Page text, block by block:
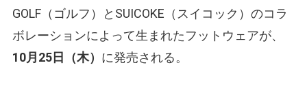
GOLF（ゴルフ）とSUICOKE（スイコック）のコラ
ボレーションによって生まれたフットウェアが、
10月25日（木） に発売される。